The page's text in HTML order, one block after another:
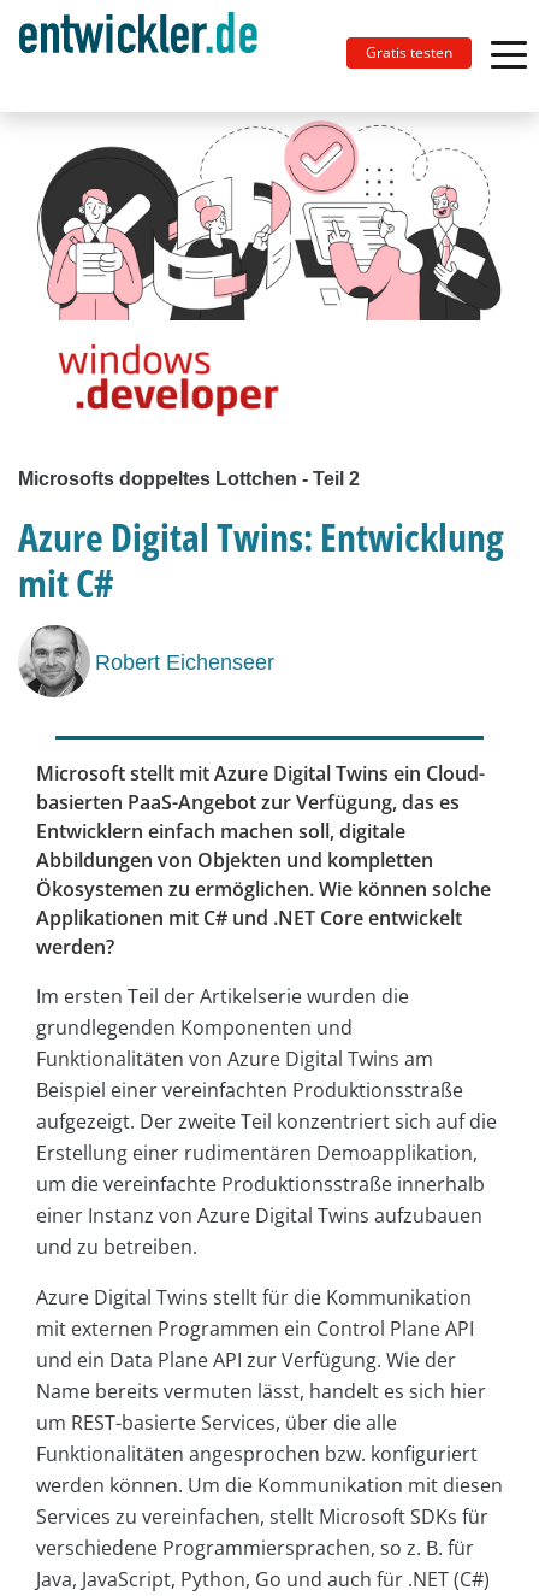
Gratis testen
Microsofts doppeltes Lottchen - Teil 2
Azure Digital Twins: Entwicklung
mit C#
Robert Eichenseer
Microsoft stellt mit Azure Digital Twins ein Cloud-
basierten PaaS-Angebot zur Verfügung, das es
Entwicklern einfach machen soll, digitale
Abbildungen von Objekten und kompletten
Ökosystemen zu ermöglichen. Wie können solche
Applikationen mit C# und .NET Core entwickelt
werden?
Im ersten Teil der Artikelserie wurden die
grundlegenden Komponenten und
Funktionalitäten von Azure Digital Twins am
Beispiel einer vereinfachten Produktionsstraße
aufgezeigt. Der zweite Teil konzentriert sich auf die
Erstellung einer rudimentären Demoapplikation,
um die vereinfachte Produktionsstraße innerhalb
einer Instanz von Azure Digital Twins aufzubauen
und zu betreiben.
Azure Digital Twins stellt für die Kommunikation
mit externen Programmen ein Control Plane API
und ein Data Plane API zur Verfügung. Wie der
Name bereits vermuten lässt, handelt es sich hier
um REST-basierte Services, über die alle
Funktionalitäten angesprochen bzw. konfiguriert
werden können. Um die Kommunikation mit diesen
Services zu vereinfachen, stellt Microsoft SDKs für
verschiedene Programmiersprachen, so z. B. für
Java, JavaScript, Python, Go und auch für .NET (C#)